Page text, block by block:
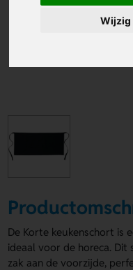
Wijzig
De Korte keukenschort is
ideaal voor de horeca.
zak aan de voorzijde,